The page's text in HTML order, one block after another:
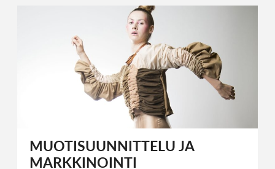
MUOTISUUNNITTELU JA
MARKKINOINTI